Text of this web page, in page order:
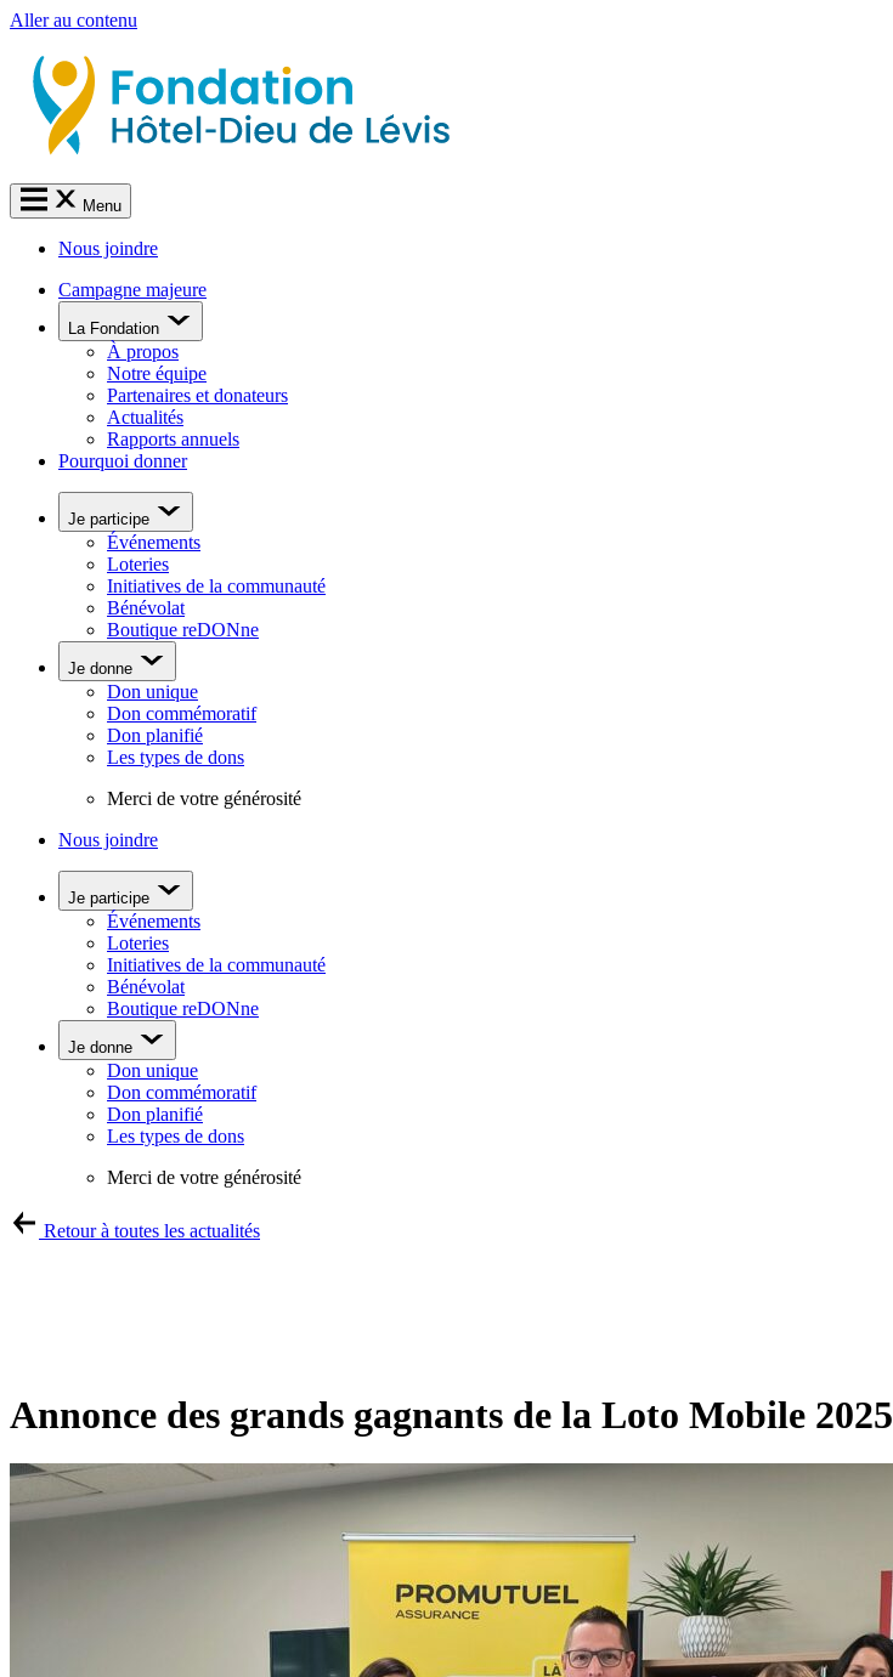
Aller au contenu
Menu
Nous joindre
Campagne majeure
La Fondation
À propos
Notre équipe
Partenaires et donateurs
Actualités
Rapports annuels
Pourquoi donner
Je participe
Événements
Loteries
Initiatives de la communauté
Bénévolat
Boutique reDONne
Je donne
Don unique
Don commémoratif
Don planifié
Les types de dons
Merci de votre générosité
Nous joindre
Je participe
Événements
Loteries
Initiatives de la communauté
Bénévolat
Boutique reDONne
Je donne
Don unique
Don commémoratif
Don planifié
Les types de dons
Merci de votre générosité
Retour à toutes les actualités
Annonce des grands gagnants de la Loto Mobile 2025